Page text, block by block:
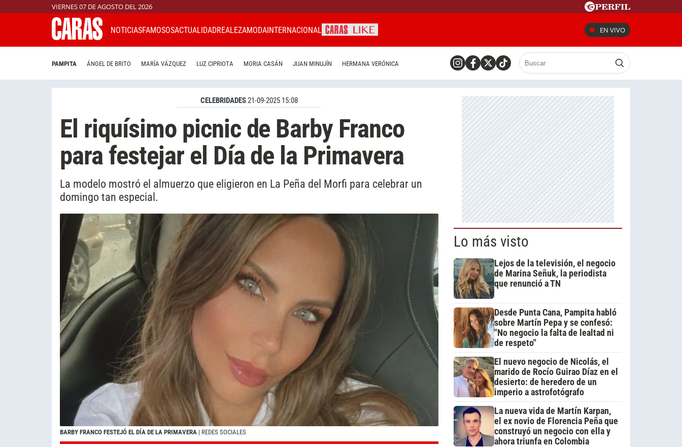
VIERNES 07 DE AGOSTO DEL 2026
NOTICIASFAMOSOSACTUALIDADREALEZAMODAINTERNACIONAL EN VIVO
PAMPITA ÁNGEL DE BRITO MARÍA VÁZQUEZ LUZ CIPRIOTA MORIA CASÁN JUAN MINUJÍN HERMANA VERÓNICA
CELEBRIDADES21-09-2025 15:08
El riquísimo picnic de Barby Franco
para festejar el Día de la Primavera
La modelo mostró el almuerzo que eligieron en La Peña del Morfi para celebrar un
domingo tan especial.
BARBY FRANCO FESTEJÓ EL DÍA DE LA PRIMAVERA | REDES SOCIALES
Lo más visto
Lejos de la televisión, el negocio
de Marina Señuk, la periodista
que renunció a TN
Desde Punta Cana, Pampita habló
sobre Martín Pepa y se confesó:
"No negocio la falta de lealtad ni
de respeto"
El nuevo negocio de Nicolás, el
marido de Rocío Guirao Díaz en el
desierto: de heredero de un
imperio a astrofotógrafo
La nueva vida de Martín Karpan,
el ex novio de Florencia Peña que
construyó un negocio con ella y
ahora triunfa en Colombia